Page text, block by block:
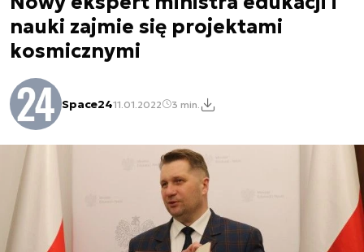
nauki zajmie się projektami
kosmicznymi
Space2411.01.2022 3 min.